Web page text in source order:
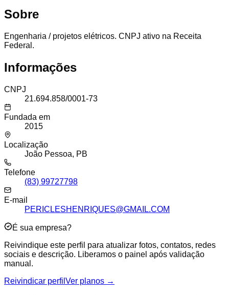
Sobre
Engenharia / projetos elétricos. CNPJ ativo na Receita
Federal.
Informações
CNPJ
21.694.858/0001-73
Fundada em
2015
Localização
João Pessoa, PB
Telefone
(83) 99727798
E-mail
PERICLESHENRIQUES@GMAIL.COM
É sua empresa?
Reivindique este perfil para atualizar fotos, contatos, redes
sociais e descrição. Liberamos o painel após validação
manual.
Reivindicar perfil Ver planos →